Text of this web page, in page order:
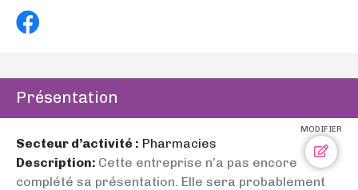
Présentation
MODIFIER
Secteur d’activité : Pharmacies
Description: Cette entreprise n’a pas encore
complété sa présentation. Elle sera probablement